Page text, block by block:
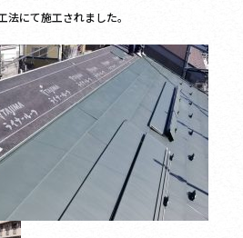
にて施工されました。